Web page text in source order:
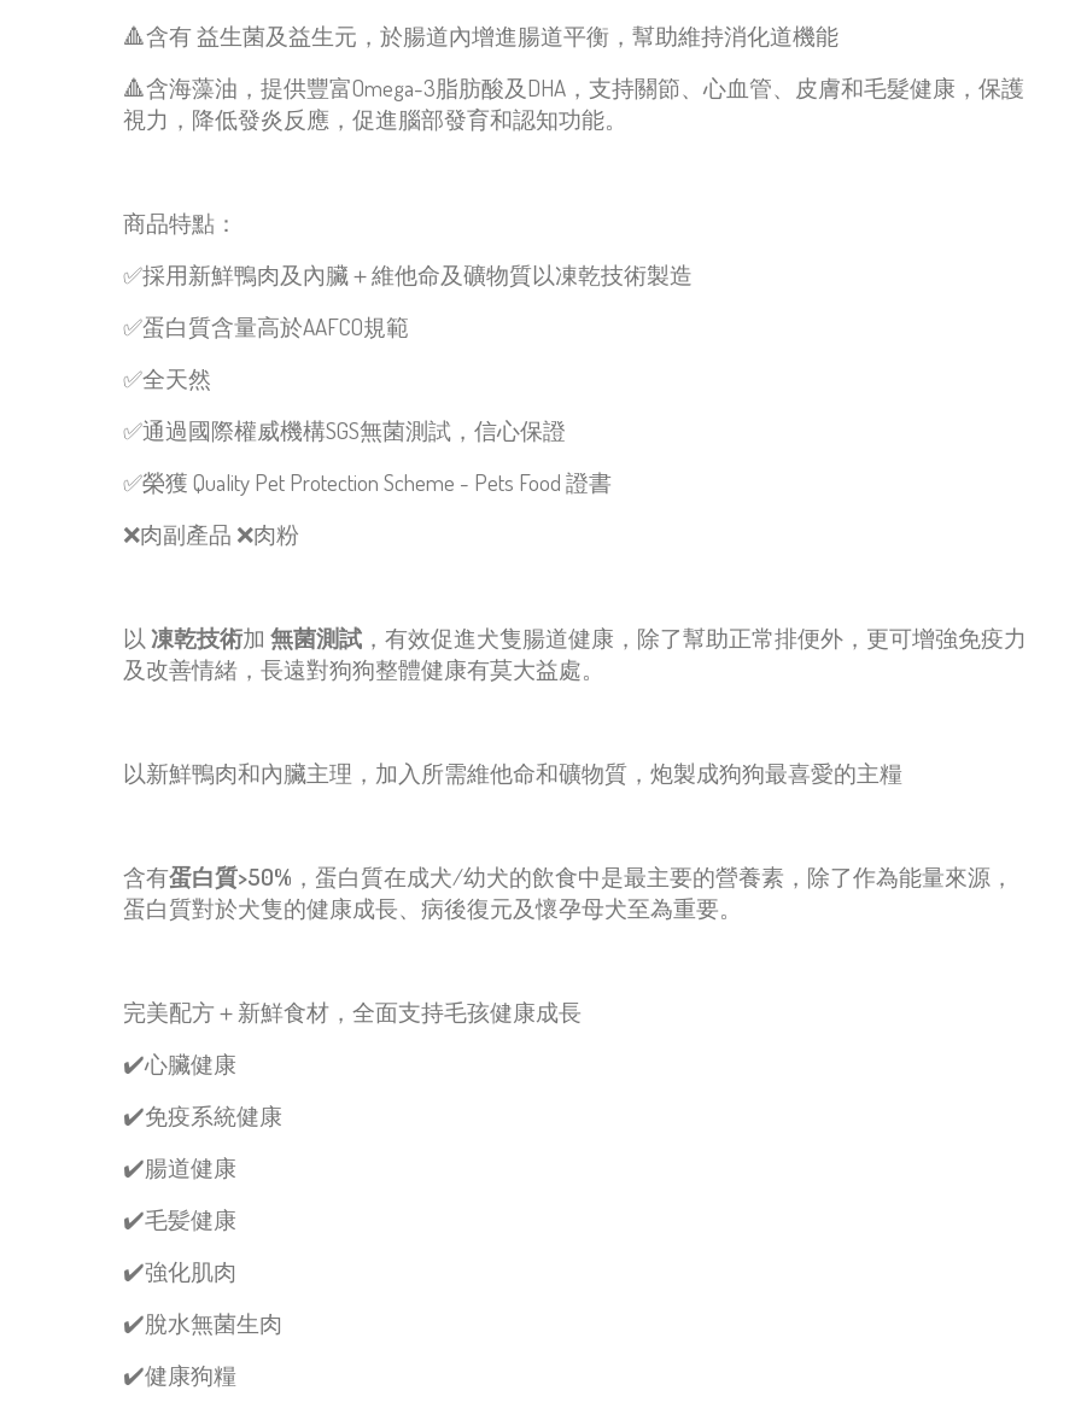
🔺含有 益生菌及益生元，於腸道內增進腸道平衡，幫助維持消化道機能
🔺含海藻油，提供豐富Omega-3脂肪酸及DHA，支持關節、心血管、皮膚和毛髮健康，保護
視力，降低發炎反應，促進腦部發育和認知功能。
商品特點：
✅採用新鮮鴨肉及內臟＋維他命及礦物質以凍乾技術製造
✅蛋白質含量高於AAFCO規範
✅全天然
✅通過國際權威機構SGS無菌測試，信心保證
✅榮獲 Quality Pet Protection Scheme - Pets Food 證書
❌肉副產品 ❌肉粉
以 凍乾技術加 無菌測試 ，有效促進犬隻腸道健康，除了幫助正常排便外，更可增強免疫力
及改善情緒，長遠對狗狗整體健康有莫大益處。
以新鮮鴨肉和內臟主理，加入所需維他命和礦物質，炮製成狗狗最喜愛的主糧
含有蛋白質>50% ，蛋白質在成犬/幼犬的飲食中是最主要的營養素，除了作為能量來源，
蛋白質對於犬隻的健康成長、病後復元及懷孕母犬至為重要。
完美配方＋新鮮食材，全面支持毛孩健康成長
✔️心臟健康
✔️免疫系統健康
✔️腸道健康
✔️毛髪健康
✔️強化肌肉
✔️脫水無菌生肉
✔️健康狗糧